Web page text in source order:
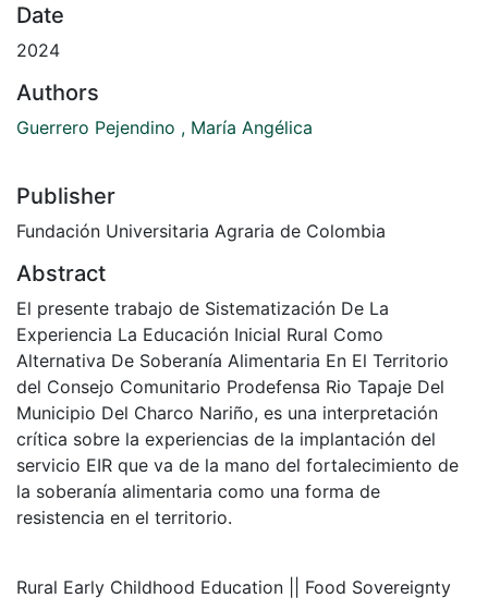
Date
2024
Authors
Guerrero Pejendino , María Angélica
Publisher
Fundación Universitaria Agraria de Colombia
Abstract
El presente trabajo de Sistematización De La
Experiencia La Educación Inicial Rural Como
Alternativa De Soberanía Alimentaria En El Territorio
del Consejo Comunitario Prodefensa Rio Tapaje Del
Municipio Del Charco Nariño, es una interpretación
crítica sobre la experiencias de la implantación del
servicio EIR que va de la mano del fortalecimiento de
la soberanía alimentaria como una forma de
resistencia en el territorio.
Rural Early Childhood Education || Food Sovereignty